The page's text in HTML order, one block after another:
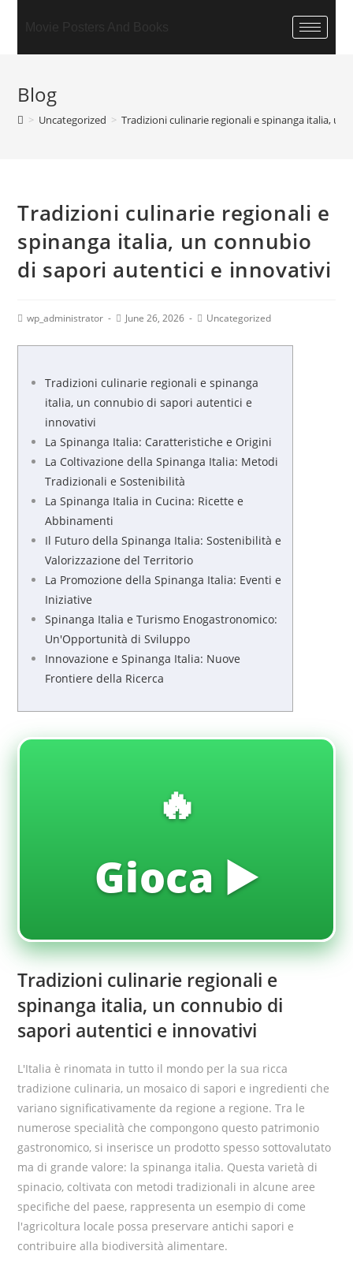
Blog
> Uncategorized > Tradizioni culinarie regionali e spinanga italia,
Tradizioni culinarie regionali e
spinanga italia, un connubio
di sapori autentici e innovativi
wp_administrator June 26, 2026 Uncategorized
Tradizioni culinarie regionali e spinanga
italia, un connubio di sapori autentici e
innovativi
La Spinanga Italia: Caratteristiche e Origini
La Coltivazione della Spinanga Italia: Metodi
Tradizionali e Sostenibilità
La Spinanga Italia in Cucina: Ricette e
Abbinamenti
Il Futuro della Spinanga Italia: Sostenibilità e
Valorizzazione del Territorio
La Promozione della Spinanga Italia: Eventi e
Iniziative
Spinanga Italia e Turismo Enogastronomico:
Un'Opportunità di Sviluppo
Innovazione e Spinanga Italia: Nuove
Frontiere della Ricerca
🔥
Gioca ▶️
Tradizioni culinarie regionali e
spinanga italia, un connubio di
sapori autentici e innovativi
L'Italia è rinomata in tutto il mondo per la sua ricca
tradizione culinaria, un mosaico di sapori e ingredienti che
variano significativamente da regione a regione. Tra le
numerose specialità che compongono questo patrimonio
gastronomico, si inserisce un prodotto spesso sottovalutato
ma di grande valore: la spinanga italia. Questa varietà di
spinacio, coltivata con metodi tradizionali in alcune aree
specifiche del paese, rappresenta un esempio di come
l'agricoltura locale possa preservare antichi sapori e
contribuire alla biodiversità alimentare.